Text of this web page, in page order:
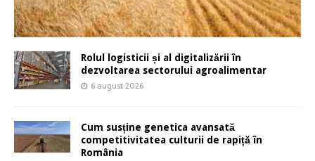
Rolul logisticii și al digitalizării în
dezvoltarea sectorului agroalimentar
6 august 2026
Cum susține genetica avansată
competitivitatea culturii de rapiță în
România